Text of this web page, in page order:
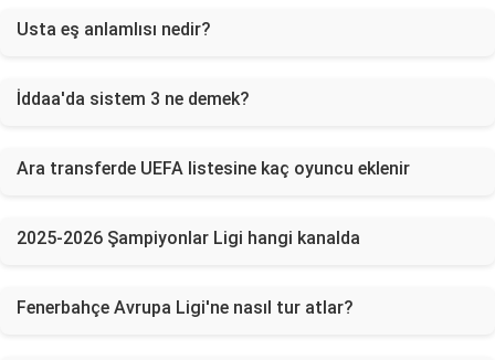
Usta eş anlamlısı nedir?
İddaa'da sistem 3 ne demek?
Ara transferde UEFA listesine kaç oyuncu eklenir
2025-2026 Şampiyonlar Ligi hangi kanalda
Fenerbahçe Avrupa Ligi'ne nasıl tur atlar?